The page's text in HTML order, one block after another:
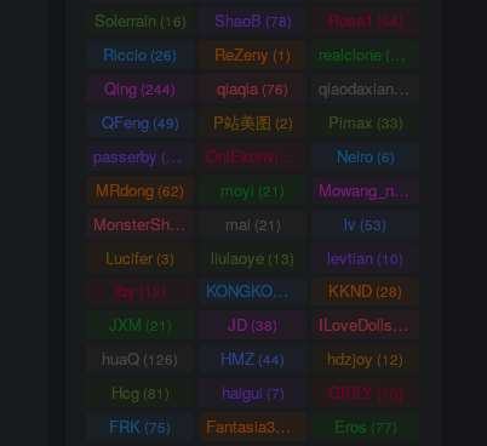
Solerrain(16) ShaoB (78) Rose1 (54)
Riccio (26) ReZeny (1) realclone (70)
Qing (244) qiaqia (76) qiaodaxian
(16)
QFeng(49) P站美图 (2) Pimax (33)
passerby (26) OniEkohvius Neiro(6)
MRdong (62) moyi (21) Mowang_nixi
MonsterShinkai (38)mai (21) lv (53)
Lucifer (3) liulaoye (13) levtian (10)
lby (12) KONGKONG KKND (28)
JXM (21) JD (38) ILoveDolls
(66)
huaQ (126) HMZ (44) hdzjoy (12)
Hcg(81) haigui (7) GIRLY(10)
FRK (75) Fantasia3DArt (55)Eros (77)